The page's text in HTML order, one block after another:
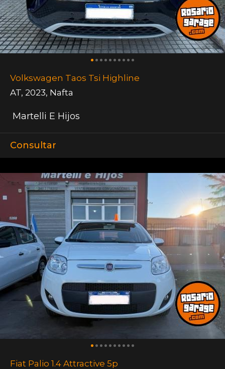
Volkswagen Taos Tsi Highline
AT, 2023, Nafta
Martelli E Hijos
Consultar
Fiat Palio 1.4 Attractive 5p